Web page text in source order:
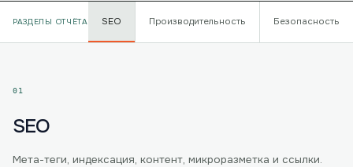
РАЗДЕЛЫ ОТЧЁТА SEO Производительность Безопасность
01
SEO
Мета-теги, индексация, контент, микроразметка и ссылки.